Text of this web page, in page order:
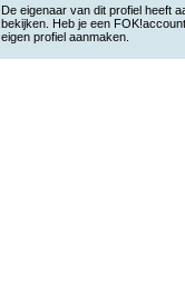
De eigenaar van dit profiel heeft
bekijken. Heb je een
eigen profiel aanmaken.